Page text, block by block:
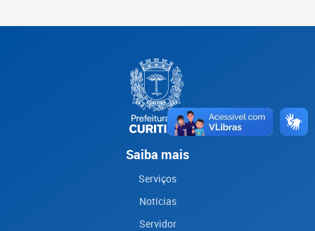
Saiba mais
Serviços
Notícias
Servidor